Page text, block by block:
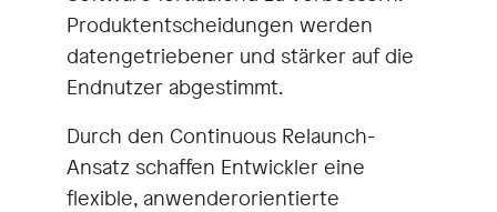
Produktentscheidungen werden
datengetriebener und stärker auf die
Endnutzer abgestimmt.
Durch den Continuous Relaunch-
Ansatz schaffen Entwickler eine
flexible, anwenderorientierte